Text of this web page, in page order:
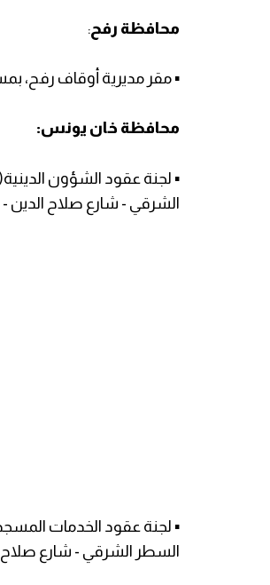
محافظة رفح:
▪️ مقر مديرية أوقاف رفح،
محافظة خان يونس:
▪️ لجنة عقود الشؤون
الشرقي - شارع صلاح الدين
▪️ لجنة عقود الخدمات
السطر الشرقي - شارع